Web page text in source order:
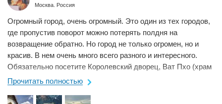
Москва. Россия
Огромный город, очень огромный. Это один из тех городов,
где пропустив поворот можно потерять полдня на
возвращение обратно. Но город не только огромен, но и
красив. В нем очень много всего разного и интересного.
Обязательно посетите Королевский дворец, Ват Пхо (храм
лежачего Будды), посетите ...
Прочитать полностью